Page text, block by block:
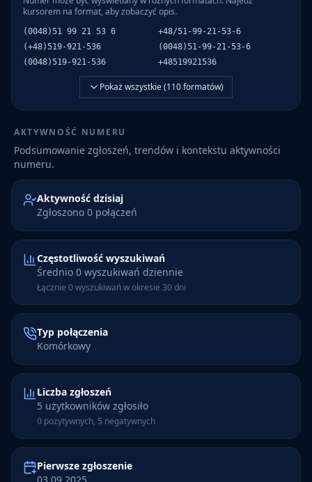
kursorem na format, aby zobaczyć opis.
(0048)51 99 21 53 6
+48/51-99-21-53-6
(+48)519-921-536
(0048)51-99-21-53-6
(0048)519-921-536
+48519921536
Pokaż wszystkie (110formatów)
AKTYWNOŚĆ NUMERU
Podsumowanie zgłoszeń, trendów i kontekstu aktywności
numeru.
Aktywność dzisiaj
Zgłoszono 0 połączeń
Częstotliwość wyszukiwań
Średnio 0 wyszukiwań dziennie
Łącznie 0 wyszukiwań w okresie 30 dni
Typ połączenia
Komórkowy
Liczba zgłoszeń
5 użytkowników zgłosiło
0 pozytywnych, 5 negatywnych
Pierwsze zgłoszenie